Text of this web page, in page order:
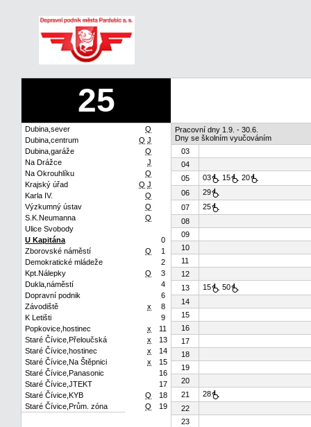
25
Dubina,sever
Q
Dubina,centrum
Q J
Dubina,garáže
Q
Na Drážce
J
Na Okrouhlíku
Q
Krajský úřad
Q J
Karla IV.
Q
Výzkumný ústav
Q
S.K.Neumanna
Q
Ulice Svobody
U Kapitána
0
Zborovské náměstí
Q
1
Demokratické mládeže
2
Kpt.Nálepky
Q
3
Dukla,náměstí
4
Dopravní podnik
6
Závodiště
x
8
K Letišti
9
Popkovice,hostinec
x
11
Staré Čívice,Přeloučská
x
13
Staré Čívice,hostinec
x
14
Staré Čívice,Na Štěpnici
x
15
Staré Čívice,Panasonic
16
Staré Čívice,JTEKT
17
Staré Čívice,KYB
Q
18
Staré Čívice,Prům. zóna
Q 19
Pracovní dny 1.9. - 30.6.
Dny se školním vyučováním
03
04
05
03 15
20
06
29
07
25
08
09
10
11
12
13
15
50
14
15
16
17
18
19
20
21
28
22
23